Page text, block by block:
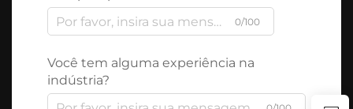
0/100
Você tem alguma experiência na
indústria?